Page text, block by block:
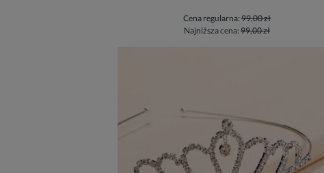
Cena regularna: 99,00 zł
Najniższa cena: 99,00 zł